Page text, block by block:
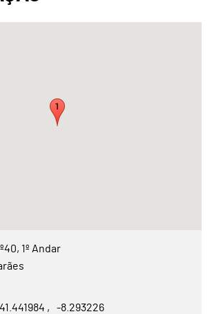
1º Andar
41.441984 -8.293226